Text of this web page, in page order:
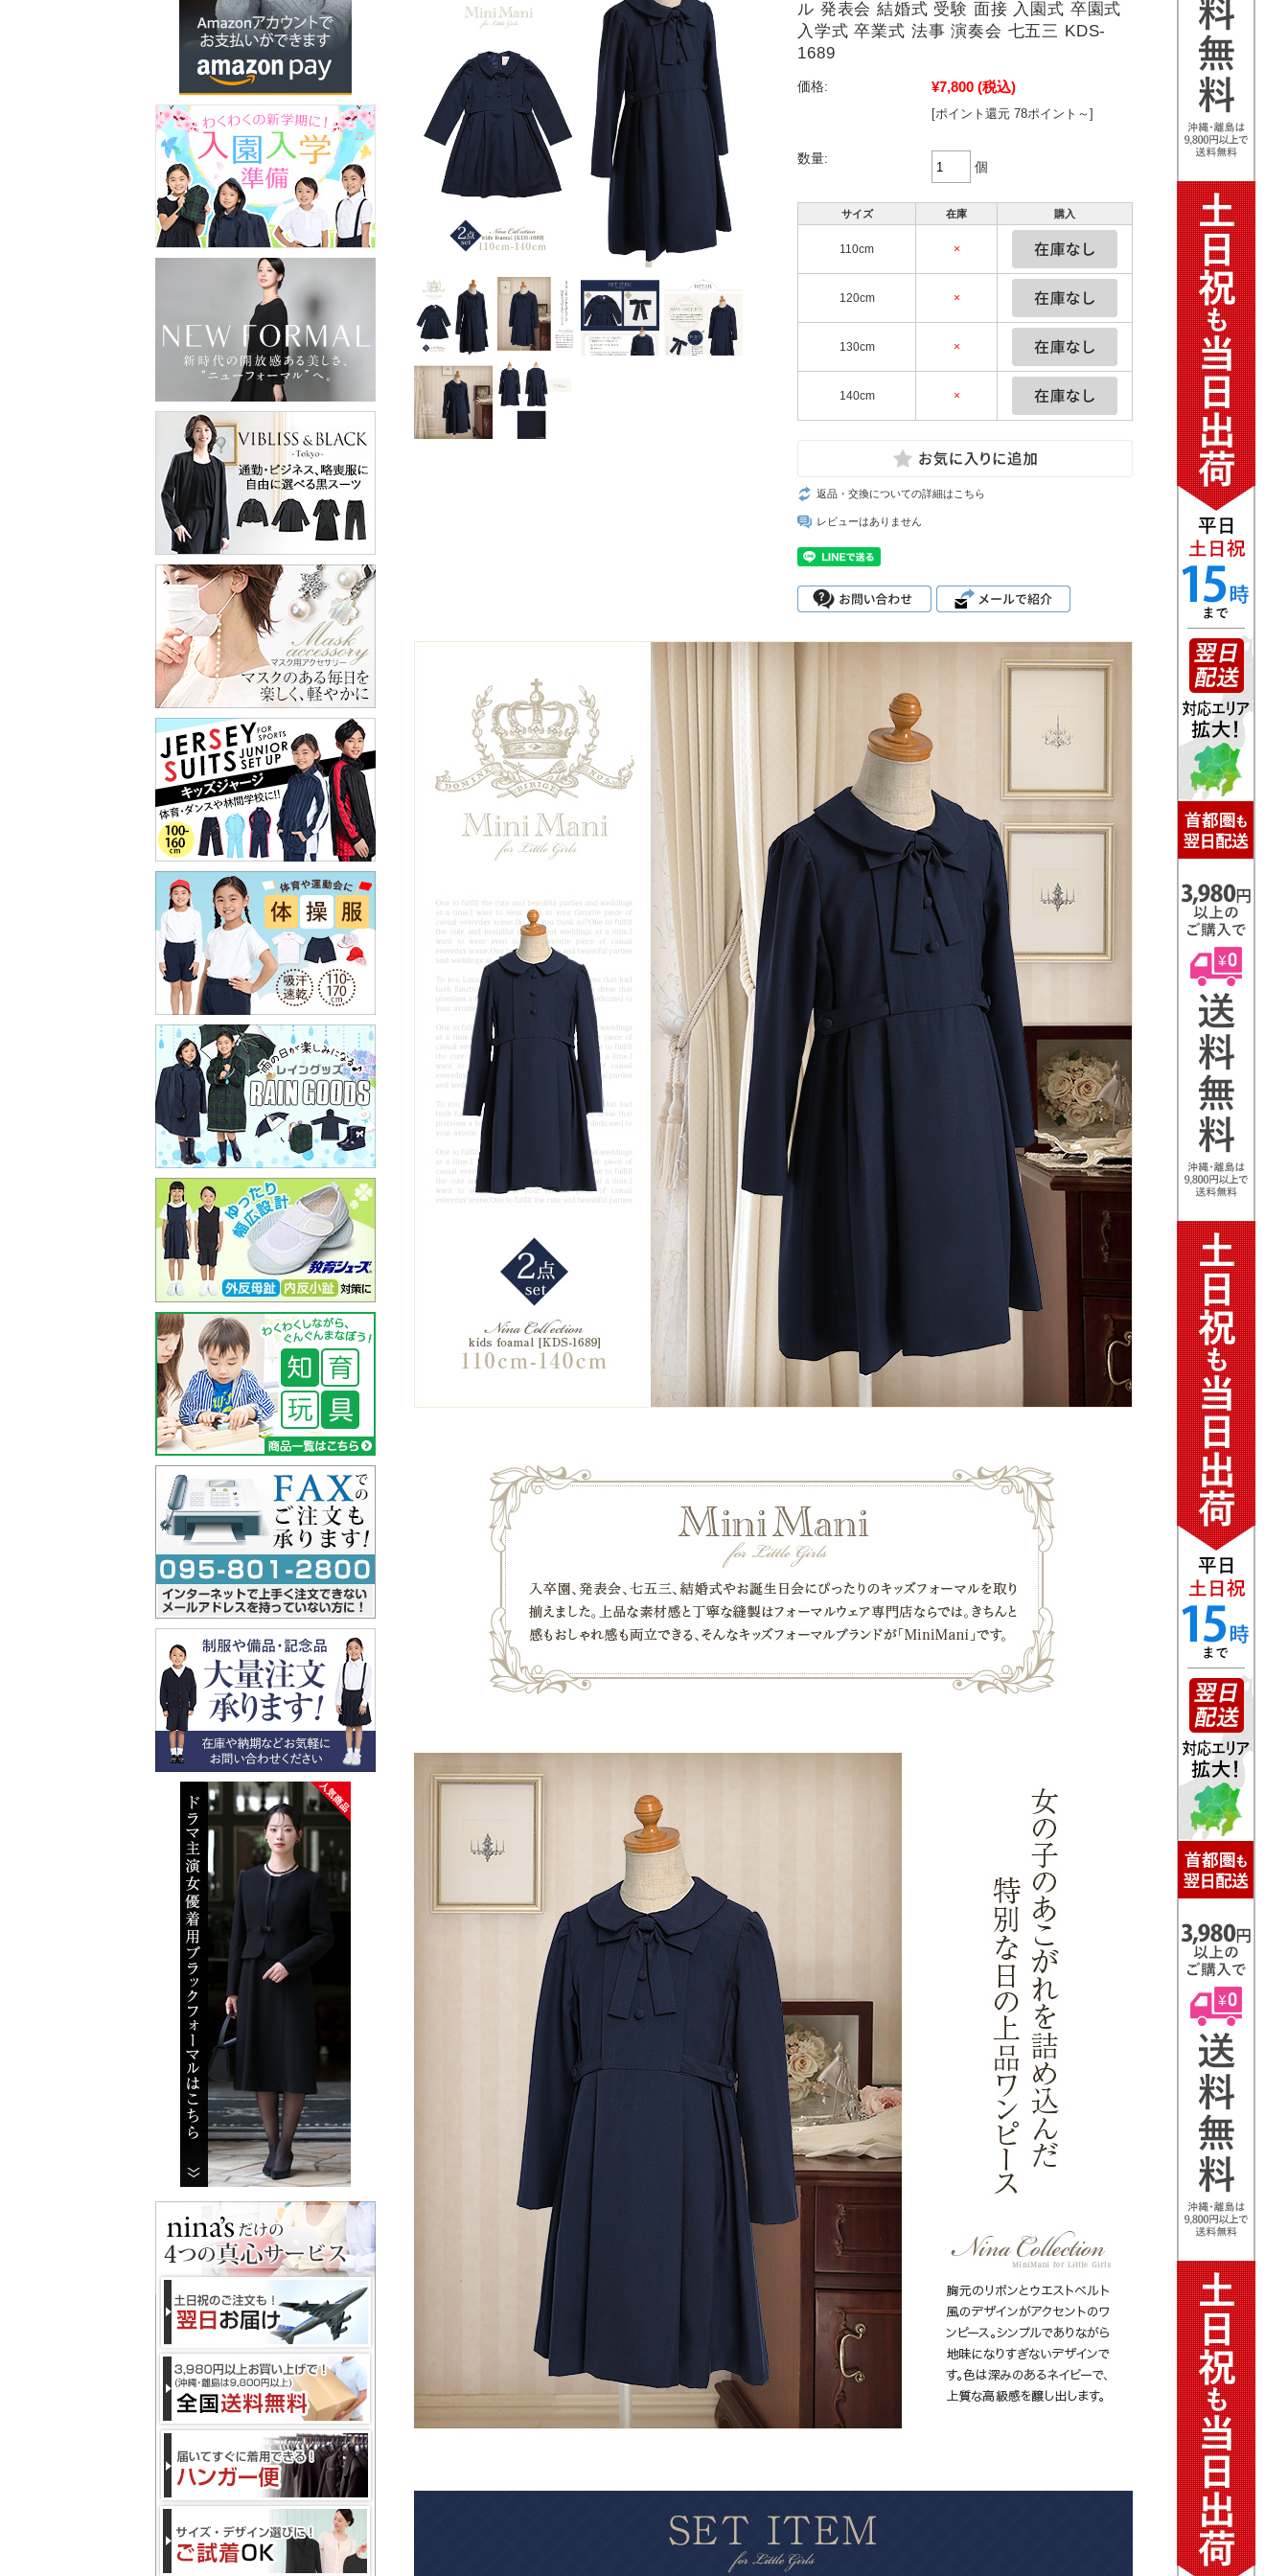
ル 発表会 結婚式 受験 面接 入園式 卒園式
入学式 卒業式 法事 演奏会 七五三 KDS-
1689
価格: ¥7,800 (税込)
[ポイント還元 78ポイント～]
数量:
個
サイズ 在庫 購入
110cm ×
120cm ×
130cm ×
140cm ×
返品・交換についての詳細はこちら
レビューはありません